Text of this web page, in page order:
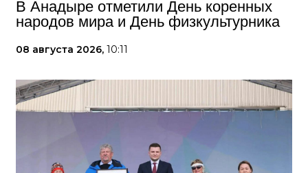
В Анадыре отметили День коренных
народов мира и День физкультурника
08 августа 2026, 10:11